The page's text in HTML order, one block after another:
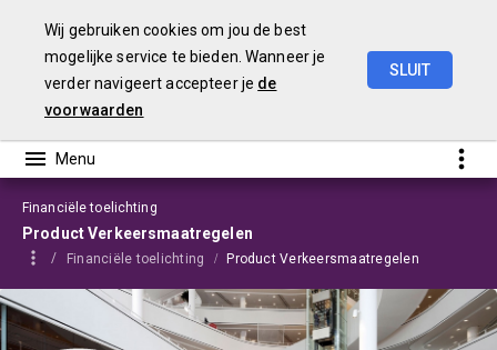
Wij gebruiken cookies om jou de best
mogelijke service te bieden. Wanneer je
verder navigeert accepteer je de
voorwaarden
SLUIT
Financiële toelichting
Product Verkeersmaatregelen
Financiële toelichting Product Verkeersmaatregelen